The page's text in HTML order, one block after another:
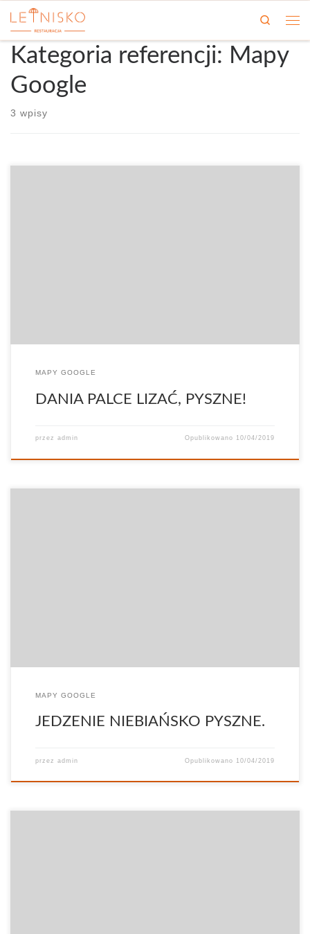
Przejdź do treści Search
Kategoria referencji: Mapy
Google
3 wpisy
MAPY GOOGLE
DANIA PALCE LIZAĆ, PYSZNE!
przez admin Opublikowano 10/04/2019
MAPY GOOGLE
JEDZENIE NIEBIAŃSKO PYSZNE.
przez admin Opublikowano 10/04/2019